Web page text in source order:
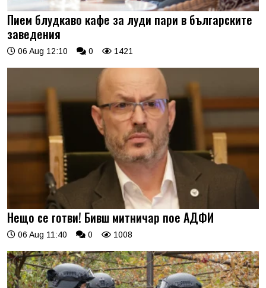
Пием блудкаво кафе за луди пари в българските
заведения
06 Aug 12:10 0 1421
Нещо се готви! Бивш митничар пое АДФИ
06 Aug 11:40 0 1008